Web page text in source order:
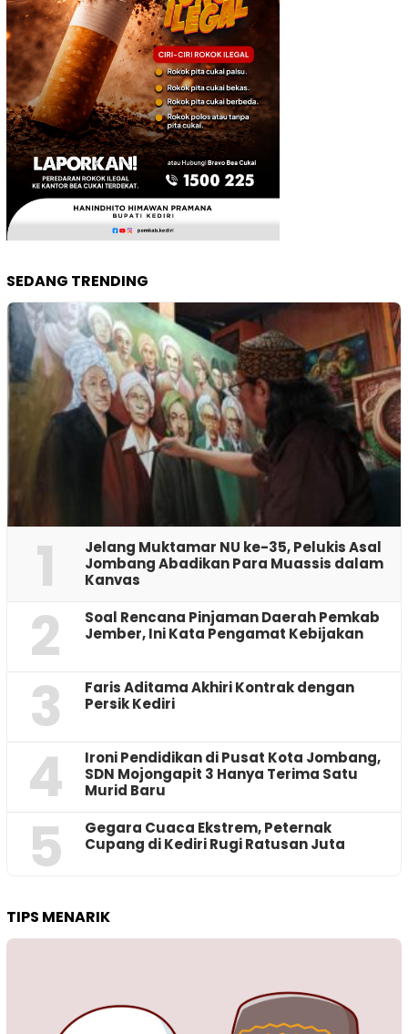
SEDANG TRENDING
1
Jelang Muktamar NU ke-35, Pelukis Asal
Jombang Abadikan Para Muassis dalam
Kanvas
2
‎Soal Rencana Pinjaman Daerah Pemkab
Jember, Ini Kata Pengamat Kebijakan ‎
3
Faris Aditama Akhiri Kontrak dengan
Persik Kediri
4
Ironi Pendidikan di Pusat Kota Jombang,
SDN Mojongapit 3 Hanya Terima Satu
Murid Baru
5
‎Gegara Cuaca Ekstrem, Peternak
Cupang di Kediri Rugi Ratusan Juta
TIPS MENARIK